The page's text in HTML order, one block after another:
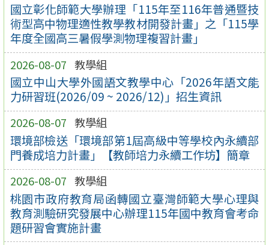
國立彰化師範大學辦理「115年至116年普通暨技
術型高中物理適性教學教材開發計畫」之「115學
年度全國高三暑假學測物理複習計畫」
2026-08-07 教學組
國立中山大學外國語文教學中心「2026年語文能
力研習班(2026/09 ~ 2026/12)」招生資訊
2026-08-07 教學組
環境部檢送「環境部第1屆高級中等學校內永續部
門養成培力計畫」【教師培力永續工作坊】簡章
2026-08-07 教學組
桃園市政府教育局函轉國立臺灣師範大學心理與
教育測驗研究發展中心辦理115年國中教育會考命
題研習會實施計畫